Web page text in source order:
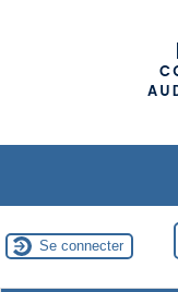
Se connecter